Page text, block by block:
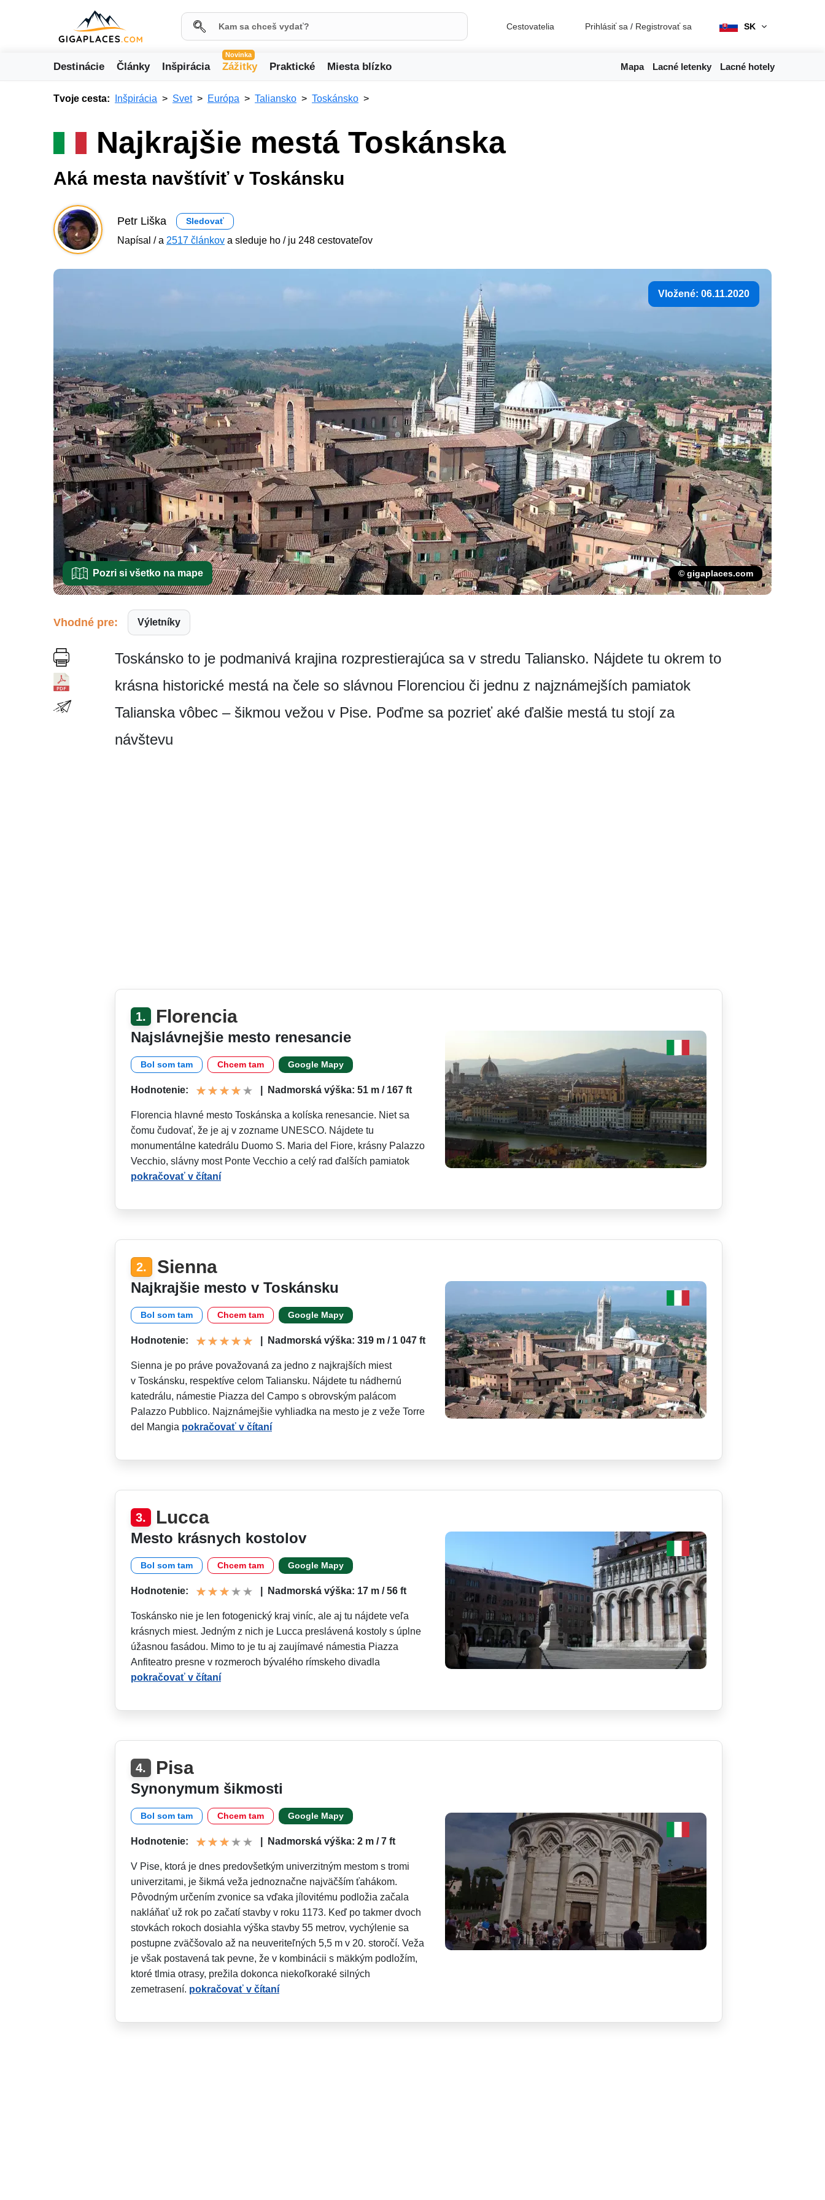
Cestovatelia Prihlásiť sa / Registrovať sa SK
Destinácie Články Inšpirácia
Novinka
Zážitky Praktické Miesta blízko Mapa Lacné letenky Lacné hotely
Tvoje cesta: Inšpirácia Svet Európa Taliansko Toskánsko
Najkrajšie mestá Toskánska
Aká mesta navštíviť v Toskánsku
Petr Liška Sledovať
Napísal / a 2517 článkov a sleduje ho / ju 248 cestovateľov
Vložené: 06.11.2020
Pozri si všetko na mape © gigaplaces.com
Vhodné pre: Výletníky
Toskánsko to je podmanivá krajina rozprestierajúca sa v stredu Taliansko. Nájdete tu okrem to
krásna historické mestá na čele so slávnou Florenciou či jednu z najznámejších pamiatok
Talianska vôbec – šikmou vežou v Pise. Poďme sa pozrieť aké ďalšie mestá tu stojí za
návštevu
1. Florencia
Najslávnejšie mesto renesancie
Bol som tam Chcem tam Google Mapy
Hodnotenie: Nadmorská výška: 51 m / 167 ft
Florencia hlavné mesto Toskánska a kolíska renesancie. Niet sa
čomu čudovať, že je aj v zozname UNESCO. Nájdete tu
monumentálne katedrálu Duomo S. Maria del Fiore, krásny Palazzo
Vecchio, slávny most Ponte Vecchio a celý rad ďalších pamiatok
pokračovať v čítaní
2. Sienna
Najkrajšie mesto v Toskánsku
Bol som tam Chcem tam Google Mapy
Hodnotenie: Nadmorská výška: 319 m / 1 047 ft
Sienna je po práve považovaná za jedno z najkrajších miest
v Toskánsku, respektíve celom Taliansku. Nájdete tu nádhernú
katedrálu, námestie Piazza del Campo s obrovským palácom
Palazzo Pubblico. Najznámejšie vyhliadka na mesto je z veže Torre
del Mangia pokračovať v čítaní
3. Lucca
Mesto krásnych kostolov
Bol som tam Chcem tam Google Mapy
Hodnotenie: Nadmorská výška: 17 m / 56 ft
Toskánsko nie je len fotogenický kraj viníc, ale aj tu nájdete veľa
krásnych miest. Jedným z nich je Lucca preslávená kostoly s úplne
úžasnou fasádou. Mimo to je tu aj zaujímavé námestia Piazza
Anfiteatro presne v rozmeroch bývalého rímskeho divadla
pokračovať v čítaní
4. Pisa
Synonymum šikmosti
Bol som tam Chcem tam Google Mapy
Hodnotenie: Nadmorská výška: 2 m / 7 ft
V Pise, ktorá je dnes predovšetkým univerzitným mestom s tromi
univerzitami, je šikmá veža jednoznačne najväčším ťahákom.
Pôvodným určením zvonice sa vďaka jílovitému podložia začala
nakláňať už rok po začatí stavby v roku 1173. Keď po takmer dvoch
stovkách rokoch dosiahla výška stavby 55 metrov, vychýlenie sa
postupne zväčšovalo až na neuveriteľných 5,5 m v 20. storočí. Veža
je však postavená tak pevne, že v kombinácii s mäkkým podložím,
ktoré tlmia otrasy, prežila dokonca niekoľkoraké silných
zemetrasení. pokračovať v čítaní